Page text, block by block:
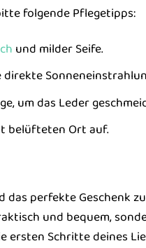
folgende Pflegetipps:
und milder Seife.
um das Leder
belüfteten Ort auf.
das perfekte Geschenk
und bequem,
Schritte deines